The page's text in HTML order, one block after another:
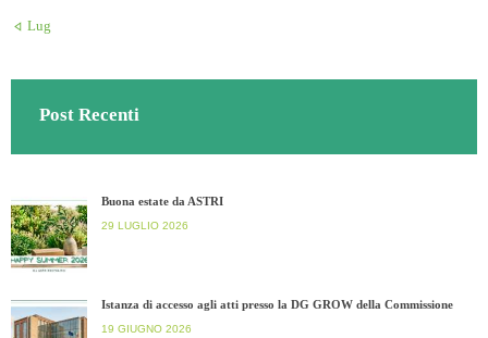
« Lug
Post Recenti
Buona estate da ASTRI
29 LUGLIO 2026
Istanza di accesso agli atti presso la DG GROW della Commissione
19 GIUGNO 2026